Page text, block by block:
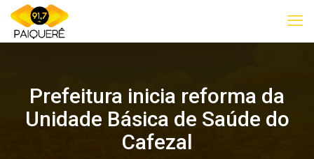
Prefeitura inicia reforma da
Unidade Básica de Saúde do
Cafezal